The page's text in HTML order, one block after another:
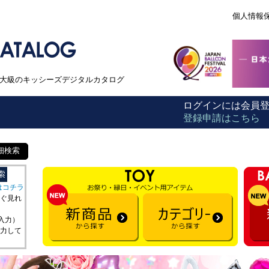
個人情報
級のキッシーズデジタルカタログ
ログインには会員
登録申請はこちら
索
チラ
見れ
）
して